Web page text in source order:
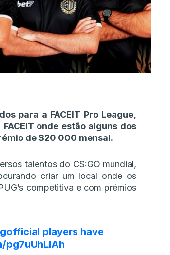
para a FACEIT Pro League,
onde estão alguns dos
de $20 000 mensal.
talentos do CS:GO mundial,
criar um local onde os
competitiva e com prémios
players have